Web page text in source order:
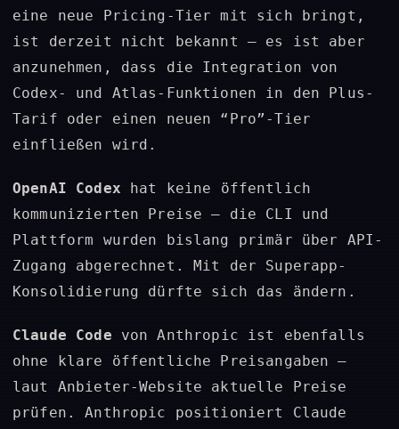
eine neue Pricing-Tier mit sich bringt,
ist derzeit nicht bekannt – es ist aber
anzunehmen, dass die Integration von
Codex- und Atlas-Funktionen in den Plus-
Tarif oder einen neuen “Pro”-Tier
einfließen wird.
OpenAI Codex hat keine öffentlich
kommunizierten Preise – die CLI und
Plattform wurden bislang primär über API-
Zugang abgerechnet. Mit der Superapp-
Konsolidierung dürfte sich das ändern.
Claude Code von Anthropic ist ebenfalls
ohne klare öffentliche Preisangaben –
laut Anbieter-Website aktuelle Preise
prüfen. Anthropic positioniert Claude